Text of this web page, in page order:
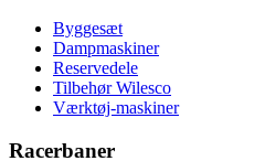
Byggesæt
Dampmaskiner
Reservedele
Tilbehør Wilesco
Værktøj-maskiner
Racerbaner